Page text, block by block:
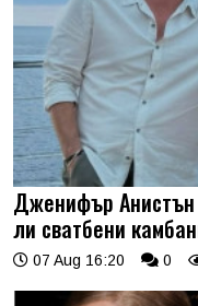
Дженифър
ли сватбени
07 Aug 16:20 0